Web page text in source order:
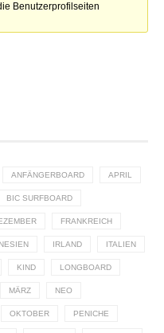
Benutzerprofilseiten
ANFÄNGERBOARD APRIL
BIC SURFBOARD
FRANKREICH
IRLAND ITALIEN
KIND LONGBOARD
MÄRZ NEO
OKTOBER PENICHE